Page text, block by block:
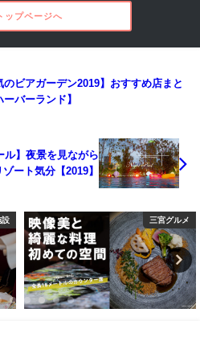
ップページへ
のビアガーデン2019】おすすめ店まと
バーランド】
ル】夜景を見ながら
ゾート気分【2019】
設 三宮グルメ